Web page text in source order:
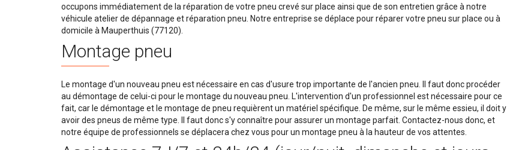
occupons immédiatement de la réparation de votre pneu crevé sur place ainsi que de son entretien grâce à notre
véhicule atelier de dépannage et réparation pneu. Notre entreprise se déplace pour réparer votre pneu sur place ou à
domicile à Mauperthuis (77120).
Montage pneu
Le montage d'un nouveau pneu est nécessaire en cas d'usure trop importante de l'ancien pneu. Il faut donc procéder
au démontage de celui-ci pour le montage du nouveau pneu. L'intervention d'un professionnel est nécessaire pour ce
fait, car le démontage et le montage de pneu requièrent un matériel spécifique. De même, sur le même essieu, il doit y
avoir des pneus de même type. Il faut donc s'y connaître pour assurer un montage parfait. Contactez-nous donc, et
notre équipe de professionnels se déplacera chez vous pour un montage pneu à la hauteur de vos attentes.